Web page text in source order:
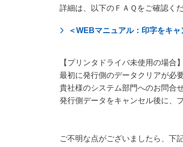
詳細は、以下のＦＡＱをご確認くだ
＜WEBマニュアル：印字をキャ
【プリンタドライバ未使用の場合】
最初に発行側のデータクリアが必要
貴社様のシステム部門へのお問合
発行側データをキャンセル後に、
ご不明な点がございましたら、下